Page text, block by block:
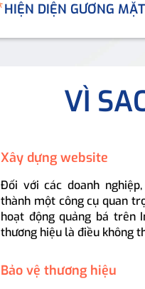
HIỆN DIỆN GƯƠNG
VÌ
Xây dựng website
Đối với các doanh
thành một công cụ quan
hoạt động quảng bá trên
thương hiệu là điều không
Bảo vệ thương hiệu